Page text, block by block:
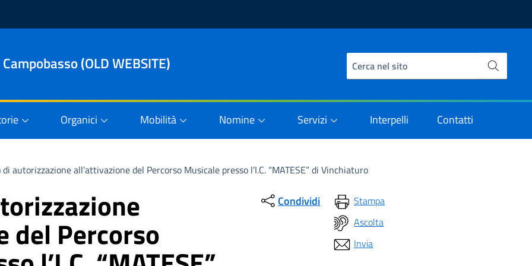
(OLD WEBSITE)
Organici Mobilità Nomine Servizi Interpelli Contatti
autorizzazione all’attivazione del Percorso Musicale presso l’I.C. “MATESE” di Vinchiaturo
del Percorso
Condividi
Stampa
Ascolta
Invia